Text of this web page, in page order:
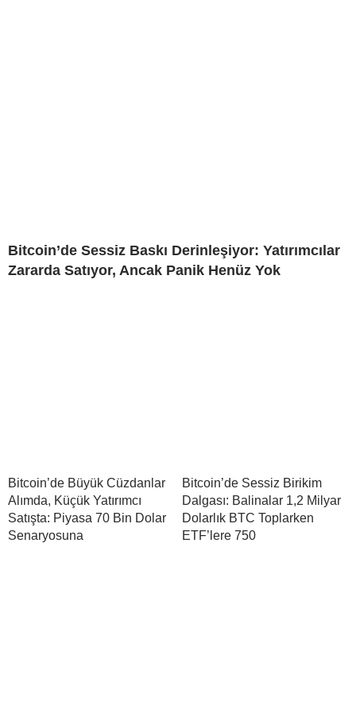
Bitcoin’de Sessiz Baskı Derinleşiyor: Yatırımcılar
Zararda Satıyor, Ancak Panik Henüz Yok
Bitcoin’de Büyük Cüzdanlar
Alımda, Küçük Yatırımcı
Satışta: Piyasa 70 Bin Dolar
Senaryosuna
Bitcoin’de Sessiz Birikim
Dalgası: Balinalar 1,2 Milyar
Dolarlık BTC Toplarken
ETF’lere 750